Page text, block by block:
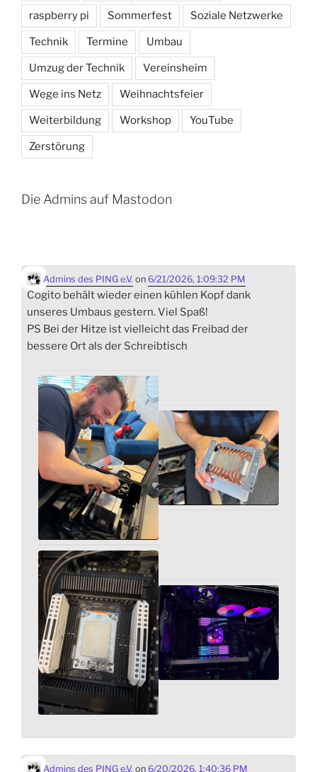
raspberry pi Sommerfest Soziale Netzwerke
Technik Termine Umbau
Umzug der Technik Vereinsheim
Wege ins Netz Weihnachtsfeier
Weiterbildung Workshop YouTube
Zerstörung
Die Admins auf Mastodon
Admins des PING e.V. on 6/21/2026, 1:09:32 PM
Cogito behält wieder einen kühlen Kopf dank
unseres Umbaus gestern. Viel Spaß!
PS Bei der Hitze ist vielleicht das Freibad der
bessere Ort als der Schreibtisch
Admins des PING e.V. on 6/20/2026, 1:40:36 PM